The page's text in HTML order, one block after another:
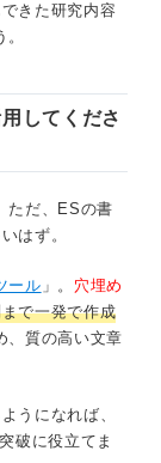
を書く
チェック方
きた研究内容
してくださ
ただ、ESの書
はず。
ール 」。 穴埋め
で一発で作成
、質の高い文章
うになれば、
破に役立てま
すすめ構成